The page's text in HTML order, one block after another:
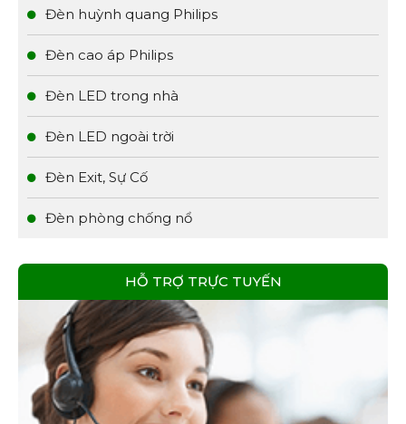
Đèn huỳnh quang Philips
Đèn cao áp Philips
Đèn LED trong nhà
Đèn LED ngoài trời
Đèn Exit, Sự Cố
Đèn phòng chống nổ
HỖ TRỢ TRỰC TUYẾN